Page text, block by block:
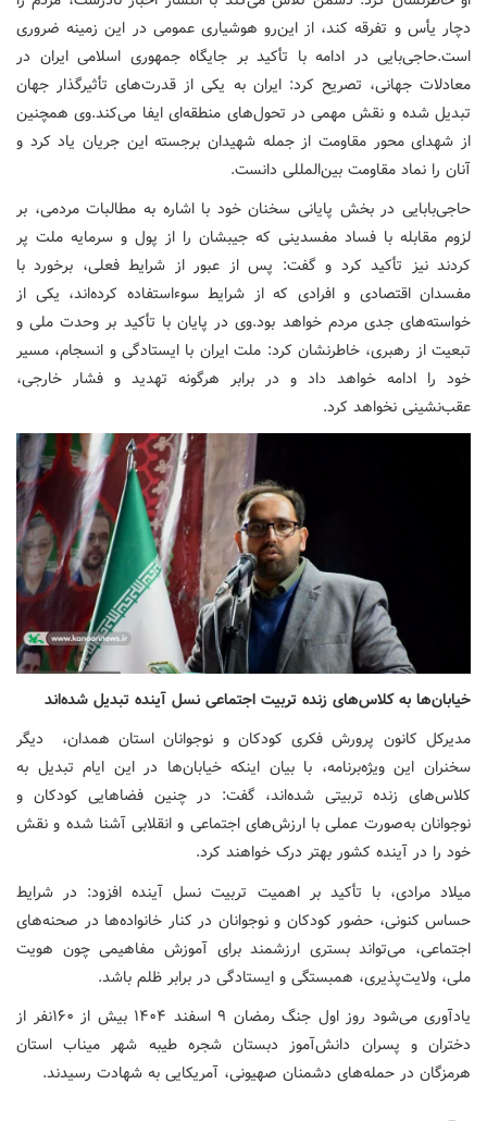
دچار یأس و تفرقه کند، از این‌رو هوشیاری عمومی در این زمینه ضروری
است.حاجی‌بایی در ادامه با تأکید بر جایگاه جمهوری اسلامی ایران در
معادلات جهانی، تصریح کرد: ایران به یکی از قدرت‌های تأثیرگذار جهان
تبدیل شده و نقش مهمی در تحول‌های منطقه‌ای ایفا می‌کند.وی همچنین
از شهدای محور مقاومت از جمله شهیدان برجسته این جریان یاد کرد و
آنان را نماد مقاومت بین‌المللی دانست.
حاجی‌بابایی در بخش پایانی سخنان خود با اشاره به مطالبات مردمی، بر
لزوم مقابله با فساد مفسدینی که جیبشان را از پول و سرمایه ملت پر
کردند نیز تأکید کرد و گفت: پس از عبور از شرایط فعلی، برخورد با
مفسدان اقتصادی و افرادی که از شرایط سوءاستفاده کرده‌اند، یکی از
خواسته‌های جدی مردم خواهد بود.وی در پایان با تأکید بر وحدت ملی و
تبعیت از رهبری، خاطرنشان کرد: ملت ایران با ایستادگی و انسجام، مسیر
خود را ادامه خواهد داد و در برابر هرگونه تهدید و فشار خارجی،
عقب‌نشینی نخواهد کرد.
خیابان‌ها به کلاس‌های زنده تربیت اجتماعی نسل آینده تبدیل شده‌اند
مدیرکل کانون پرورش فکری کودکان و نوجوانان استان همدان، دیگر
سخنران این ویژه‌برنامه، با بیان اینکه خیابان‌ها در این ایام تبدیل به
کلاس‌های زنده تربیتی شده‌اند، گفت: در چنین فضاهایی کودکان و
نوجوانان به‌صورت عملی با ارزش‌های اجتماعی و انقلابی آشنا شده و نقش
خود را در آینده کشور بهتر درک خواهند کرد.
میلاد مرادی، با تأکید بر اهمیت تربیت نسل آینده افزود: در شرایط
حساس کنونی، حضور کودکان و نوجوانان در کنار خانواده‌ها در صحنه‌های
اجتماعی، می‌تواند بستری ارزشمند برای آموزش مفاهیمی چون هویت
ملی، ولایت‌پذیری، همبستگی و ایستادگی در برابر ظلم باشد.
یادآوری می‌شود روز اول جنگ رمضان ۹ اسفند ۱۴۰۴ بیش از ۱۶۰نفر از
دختران و پسران دانش‌آموز دبستان شجره طیبه شهر میناب استان
هرمزگان در حمله‌های دشمنان صهیونی، آمریکایی به شهادت رسیدند.